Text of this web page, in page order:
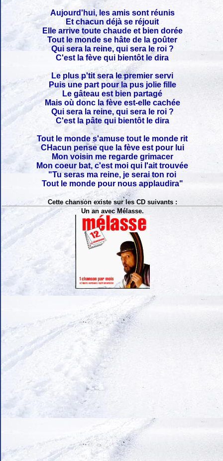
Aujourd'hui, les amis sont réunis
Et chacun déjà se réjouit
Elle arrive toute chaude et bien dorée
Tout le monde se hâte de la goûter
Qui sera la reine, qui sera le roi ?
C'est la fève qui bientôt le dira
Le plus p'tit sera le premier servi
Puis une part pour la pus jolie fille
Le gâteau est bien partagé
Mais où donc la fève est-elle cachée
Qui sera la reine, qui sera le roi ?
C'est la pâte qui bientôt le dira
Tout le monde s'amuse tout le monde rit
CHacun pense que la fève est pour lui
Mon voisin me regarde grimacer
Mon coeur bat, c'est moi qui l'ait trouvée
"Tu seras ma reine, je serai ton roi
Tout le monde pour nous applaudira"
Cette chanson existe sur les CD suivants :
Un an avec Mélasse.